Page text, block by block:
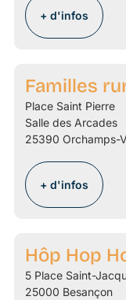
+ d'infos
Familles
Place Saint Pierre
Salle des Arcades
25390 Orchamps-
+ d'infos
Hôp Hop
5 Place Saint-
25000 Besançon